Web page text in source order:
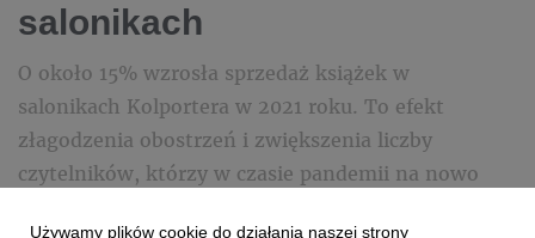
salonikach
O około 15% wzrosła sprzedaż książek w
salonikach Kolportera w 2021 roku. To efekt
złagodzenia obostrzeń i zwiększenia liczby
czytelników, którzy w czasie pandemii na nowo
Używamy plików cookie do działania naszej strony